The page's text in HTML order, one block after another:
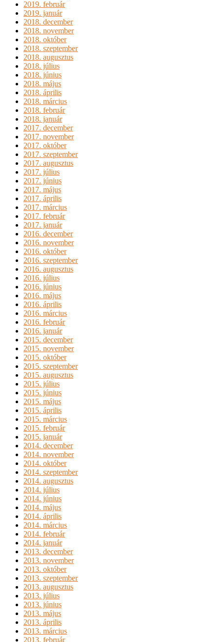
2019. február
2019. január
2018. december
2018. november
2018. október
2018. szeptember
2018. augusztus
2018. július
2018. június
2018. május
2018. április
2018. március
2018. február
2018. január
2017. december
2017. november
2017. október
2017. szeptember
2017. augusztus
2017. július
2017. június
2017. május
2017. április
2017. március
2017. február
2017. január
2016. december
2016. november
2016. október
2016. szeptember
2016. augusztus
2016. július
2016. június
2016. május
2016. április
2016. március
2016. február
2016. január
2015. december
2015. november
2015. október
2015. szeptember
2015. augusztus
2015. július
2015. június
2015. május
2015. április
2015. március
2015. február
2015. január
2014. december
2014. november
2014. október
2014. szeptember
2014. augusztus
2014. július
2014. június
2014. május
2014. április
2014. március
2014. február
2014. január
2013. december
2013. november
2013. október
2013. szeptember
2013. augusztus
2013. július
2013. június
2013. május
2013. április
2013. március
2013. február